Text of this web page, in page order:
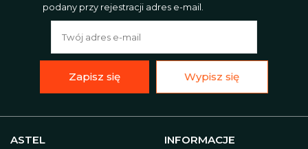
ASTEL INFORMACJE
podany przy rejestracji adres e-mail.
Zapisz się Wypisz się